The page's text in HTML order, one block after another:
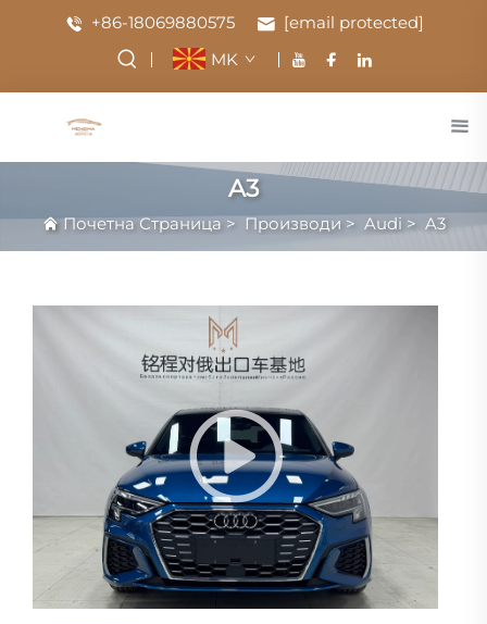
+86-18069880575
[email protected]
MK
A3
Почетна Страница> Производи > Audi > A3